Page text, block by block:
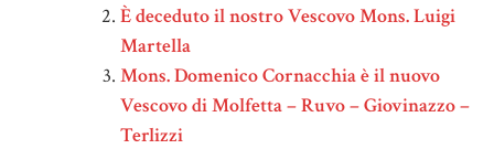
È deceduto il nostro Vescovo Mons. Luigi
Martella
Mons. Domenico Cornacchia è il nuovo
Vescovo di Molfetta – Ruvo – Giovinazzo –
Terlizzi